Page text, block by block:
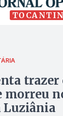
trazer
morreu
Luziânia